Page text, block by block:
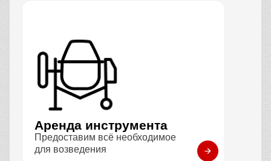
Аренда инструмента
Предоставим всё необходимое
для возведения